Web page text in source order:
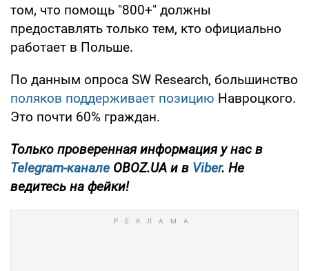
том, что помощь "800+" должны
предоставлять только тем, кто официально
работает в Польше.
По данным опроса SW Research, большинство
поляков поддерживает позицию Навроцкого.
Это почти 60% граждан.
Только проверенная информация у нас в
Telegram-канале OBOZ.UA и в Viber. Не
ведитесь на фейки!